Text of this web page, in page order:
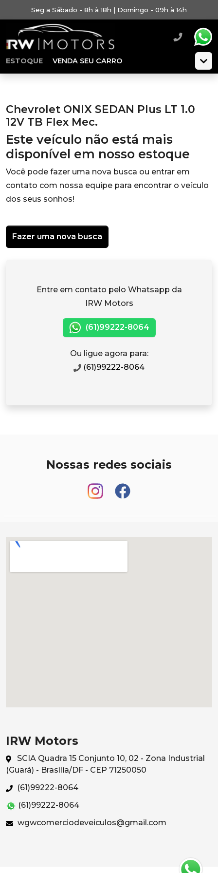
Seg a Sábado - 8h à 18h | Domingo - 09h à 14h
ESTOQUE VENDA SEU CARRO
Chevrolet ONIX SEDAN Plus LT 1.0
12V TB Flex Mec.
Este veículo não está mais
disponível em nosso estoque
Você pode fazer uma nova busca ou entrar em
contato com nossa equipe para encontrar o veículo
dos seus sonhos!
Fazer uma nova busca
Entre em contato pelo Whatsapp da
IRW Motors
(61)99222-8064
Ou ligue agora para:
(61)99222-8064
Nossas redes sociais
IRW Motors
SCIA Quadra 15 Conjunto 10, 02 - Zona Industrial
(Guará) - Brasília/DF - CEP 71250050
(61)99222-8064
(61)99222-8064
wgwcomerciodeveiculos@gmail.com